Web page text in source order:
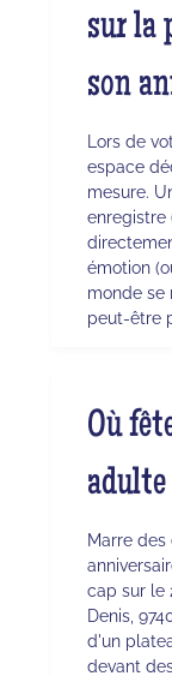
sur la
son
Lors de
espace
mesure.
enregistre
émotion
monde se
peut-être
Où
Marre des
cap sur le
Denis,
d'un
devant